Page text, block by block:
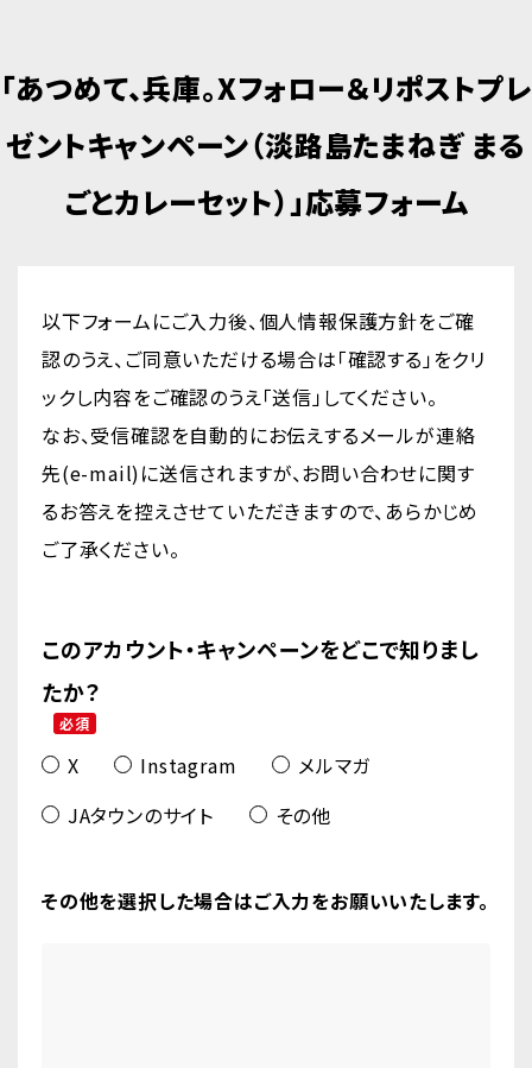
「あつめて、兵庫。Xフォロー＆リポストプレ
ゼントキャンペーン（淡路島たまねぎ まる
ごとカレーセット）」応募フォーム
以下フォームにご入力後、個人情報保護方針をご確
認のうえ、ご同意いただける場合は「確認する」をクリ
ックし内容をご確認のうえ「送信」してください。
なお、受信確認を自動的にお伝えするメールが連絡
先(e-mail)に送信されますが、お問い合わせに関す
るお答えを控えさせていただきますので、あらかじめ
ご了承ください。
このアカウント・キャンペーンをどこで知りまし
たか？
必須
X Instagram
メルマガ
JAタウンのサイト
その他
その他を選択した場合はご入力をお願いいたします。